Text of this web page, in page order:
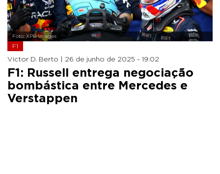
Foto: XPB Images
F1
Victor D. Berto | 26 de junho de 2025 - 19:02
F1: Russell entrega negociação
bombástica entre Mercedes e
Verstappen